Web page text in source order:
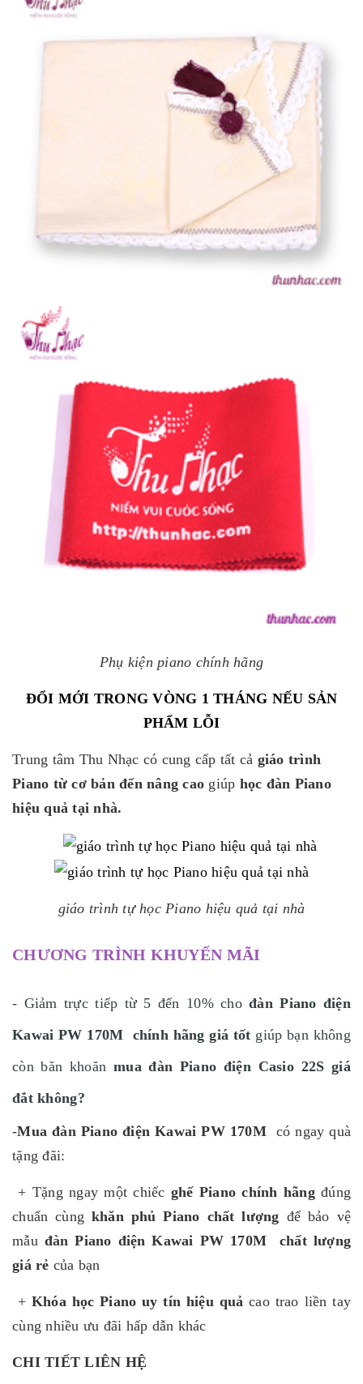
Phụ kiện piano chính hãng
ĐỔI MỚI TRONG VÒNG 1 THÁNG NẾU SẢN
PHẨM LỖI
Trung tâm Thu Nhạc có cung cấp tất cả giáo trình
Piano từ cơ bản đến nâng cao giúp học đàn Piano
hiệu quả tại nhà.
giáo trình tự học Piano hiệu quả tại nhà
CHƯƠNG TRÌNH KHUYẾN MÃI
- Giảm trực tiếp từ 5 đến 10% chođànPiano điện
Kawai PW 170M chính hãng giá tốt giúp bạn không
còn băn khoăn muađàn Piano điện Casio 22Sgiá
đắt không?
-Mua đàn Piano điện Kawai PW 170M có ngay quà
tặng đãi:
+ Tặng ngay một chiếc ghế Piano chính hãngđúng
chuẩn cùng khăn phủ Piano chất lượng để bảo vệ
mẫu đànPiano điện Kawai PW 170M
chất lượng
giá rẻ của bạn
+ Khóa học Piano uy tín hiệu quả cao trao liền tay
cùng nhiều ưu đãi hấp dẫn khác
CHI TIẾT LIÊN HỆ